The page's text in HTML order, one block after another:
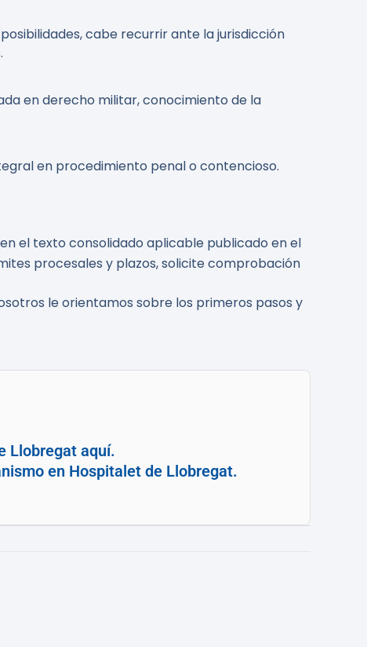
cabe recurrir ante la jurisdicción
en derecho militar, conocimiento de la
en procedimiento penal o contencioso.
el texto consolidado aplicable publicado en el
procesales y plazos, solicite comprobación
le orientamos sobre los primeros pasos y
Llobregat aquí.
en Hospitalet de Llobregat.